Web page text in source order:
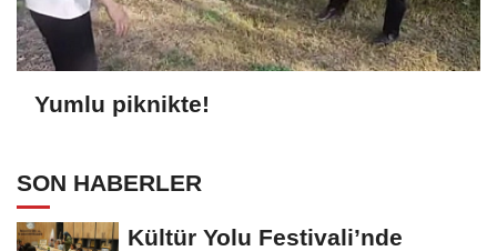
Yumlu piknikte!
SON HABERLER
Kültür Yolu Festivali’nde